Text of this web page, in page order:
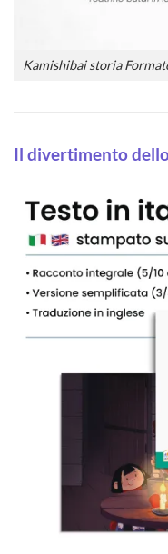
Kamishibai storia
Il divertimento